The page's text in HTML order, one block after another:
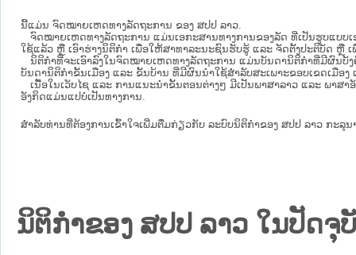
ນີ້ແມ່ນ ຈົດໝາຍເຫດທາງລັດຖະການ ຂອງ ສປປ ລາວ.
ຈົດໝາຍເຫດທາງລັດຖະການ ແມ່ນ​ເອ​ກະ​ສານ​ທາງ​ການ​ຂອງ​ລັດ ທີ່​ເປັນ​ຮູບ​ແບບ​
ໃຊ້ແລ້ວ ຫຼື ເອົາຮ່າງນິຕິກໍາ ເພື່ອໃຫ້​ສາ​ທາ​ລະ​ນະ​ຊົນ​ຮັບ​ຮູ້ ແລະ ຈັດ​ຕັ້ງ​ປະ​ຕິ​ບັດ ຫຼື
ນິ​ຕິ​ກຳ​ທີ່​ຈະ​ເອົາ​ລົງ​ໃນ​ຈົດ​ໝາຍ​ເຫດ​ທາງ​ລັດ​ຖະ​ການ ​ແມ່ນ​ບັນ​ດາ​ນິ​ຕິ​ກຳ​ທີ່​ມີ​ຜົນ​ບັ
ບັນ​ດານິ​ຕິ​ກຳ​ຂັ້ນ​ເມືອງ ແລະ ຂັ້ນ​ບ້ານ ​ທີ່​ມີ​ຜົນ​ນຳ​ໃຊ້​ສຳ​ລັບ​ສະ​ເພາະ​ຂອບ​ເຂດ​ເມືອງ
ເນື້ອໃນ​ເວັບ​ໄຊ​ ແລະ ການແນະນໍາຂັ້ນຕອນຕ່າງໆ ມີເປັນພາສາລາວ ແລະ ພາສ
ອັງກິດແມ່ນແປບໍ່ເປັນທາງການ.
ສໍາລັບທ່ານທີ່ຕ້ອງການເຂົ້າໃຈເພີ່ມຕື່ມກ່ຽວກັບ ລະບົບນິຕິກຳຂອງ ສປປ ລາວ ກະລຸນ
ນິຕິກຳຂອງ ສປປ ລາວ ໃນປັດ